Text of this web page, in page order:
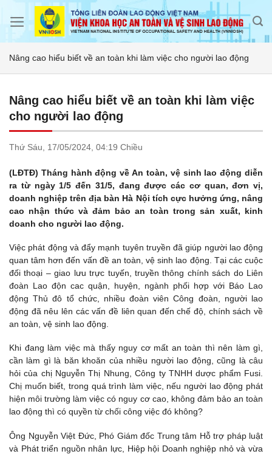
Nâng cao hiểu biết về an toàn khi làm việc cho người lao động
Nâng cao hiểu biết về an toàn khi làm việc
cho người lao động
Thứ Sáu, 17/05/2024, 04:19 Chiều
(LĐTĐ) Tháng hành động về An toàn, vệ sinh lao động diễn
ra từ ngày 1/5 đến 31/5, đang được các cơ quan, đơn vị,
doanh nghiệp trên địa bàn Hà Nội tích cực hưởng ứng, nâng
cao nhận thức và đảm bảo an toàn trong sản xuất, kinh
doanh cho người lao động.
Việc phát động và đẩy mạnh tuyên truyền đã giúp người lao động
quan tâm hơn đến vấn đề an toàn, vệ sinh lao động. Tại các cuộc
đối thoại – giao lưu trực tuyến, truyền thông chính sách do Liên
đoàn Lao độn cac quận, huyện, ngành phối hợp với Báo Lao
động Thủ đô tổ chức, nhiều đoàn viên Công đoàn, người lao
động đã nêu lên các vấn đề liên quan đến chế độ, chính sách về
an toàn, vệ sinh lao động.
Khi đang làm việc mà thấy nguy cơ mất an toàn thì nên làm gì,
cần làm gì là băn khoăn của nhiều người lao động, cũng là câu
hỏi của chị Nguyễn Thị Nhung, Công ty TNHH dược phẩm Fusi.
Chị muốn biết, trong quá trình làm việc, nếu người lao động phát
hiện môi trường làm việc có nguy cơ cao, không đảm bảo an toàn
lao động thì có quyền từ chối công việc đó không?
Ông Nguyễn Việt Đức, Phó Giám đốc Trung tâm Hỗ trợ pháp luật
và Phát triển nguồn nhân lực, Hiệp hội Doanh nghiệp nhỏ và vừa